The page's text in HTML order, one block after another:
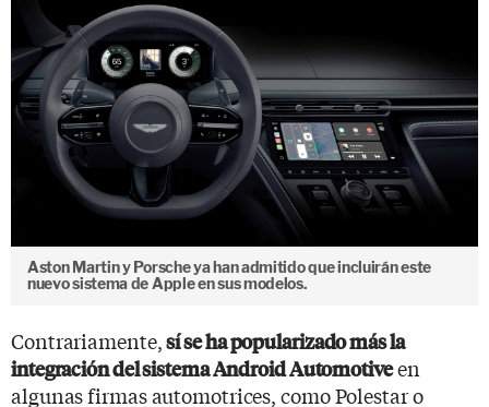
Aston Martin y Porsche ya han admitido que incluirán este
nuevo sistema de Apple en sus modelos.
Contrariamente,sí se ha popularizado más la
integración del sistema Android Automotiveen
algunas firmas automotrices, como Polestar o